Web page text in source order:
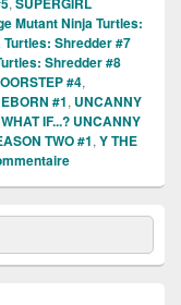
Mutant Ninja Turtles:
Turtles: Shredder #7
Shredder #8
#4,
#1, UNCANNY
WHAT IF...? UNCANNY
TWO #1, Y THE